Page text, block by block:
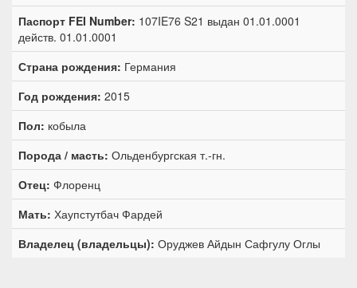
Паспорт FEI Number: 107IE76 S21 выдан 01.01.0001
действ. 01.01.0001
Страна рождения: Германия
Год рождения: 2015
Пол: кобыла
Порода / масть: Ольденбургская т.-гн.
Отец: Флоренц
Мать: Хаупстутбач Фардей
Владелец (владельцы): Оруджев Айдын Сафгулу Оглы